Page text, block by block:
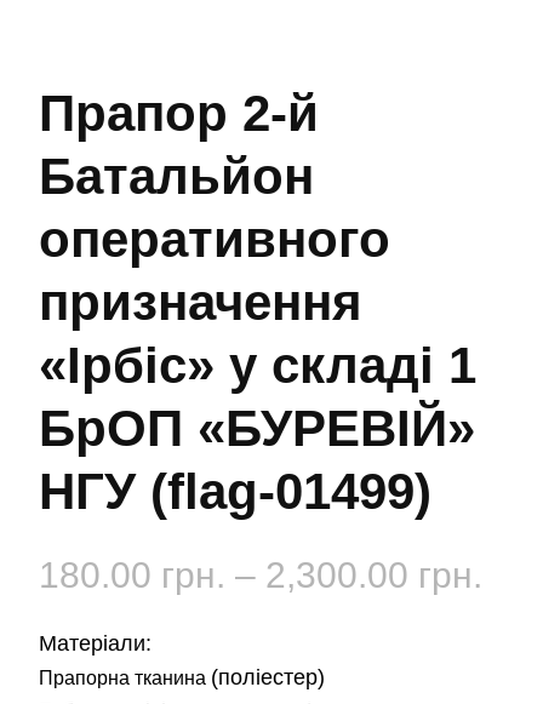
Прапор 2-й
Батальйон
оперативного
призначення
«Ірбіс» у складі 1
БрОП «БУРЕВІЙ»
НГУ (flag-01499)
180.00 грн. – 2,300.00 грн.
Матеріали:
Прапорна тканина (поліестер)